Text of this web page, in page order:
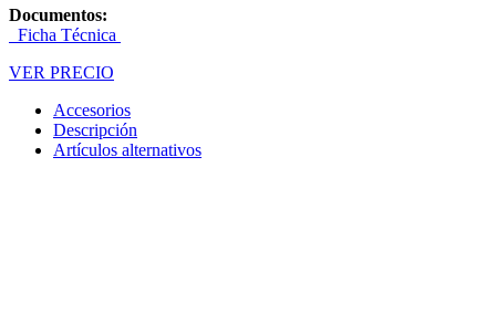
Documentos:
Ficha Técnica
VER PRECIO
Accesorios
Descripción
Artículos alternativos